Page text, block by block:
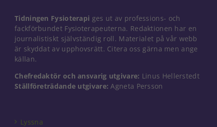
Tidningen Fysioterapi ges ut av professions- och
fackförbundet Fysioterapeuterna. Redaktionen har en
journalistiskt självständig roll. Materialet på vår webb
är skyddat av upphovsrätt. Citera oss gärna men ange
källan.
Chefredaktör och ansvarig utgivare: Linus Hellerstedt
Ställföreträdande utgivare: Agneta Persson
Lyssna
Dessa kakor
går inte att
välja bort. De
behövs för
att hemsidan
taget ska
fungera.